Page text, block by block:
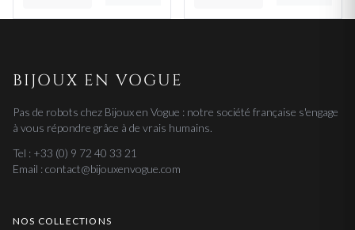
BIJOUX EN VOGUE
Pas de robots chez Bijoux en Vogue : notre société française s'engage
à vous répondre grâce à de vrais humains.
Tel : +33 (0) 9 72 40 33 21
Email : contact@bijouxenvogue.com
NOS COLLECTIONS